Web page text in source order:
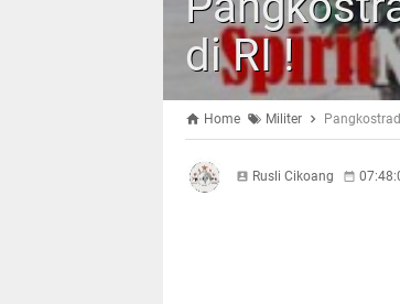
di RI !
Home Militer
Rusli Cikoang